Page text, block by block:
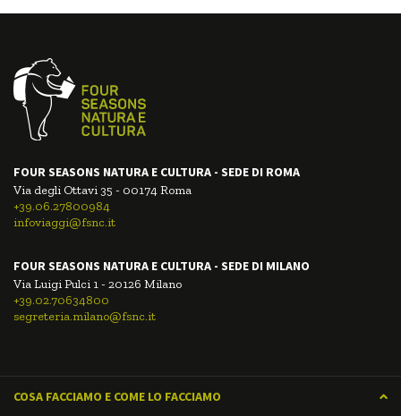
FOUR SEASONS NATURA E CULTURA - SEDE DI ROMA
Via degli Ottavi 35 - 00174 Roma
+39.06.27800984
infoviaggi@fsnc.it
FOUR SEASONS NATURA E CULTURA - SEDE DI MILANO
Via Luigi Pulci 1 - 20126 Milano
+39.02.70634800
segreteria.milano@fsnc.it
COSA FACCIAMO E COME LO FACCIAMO